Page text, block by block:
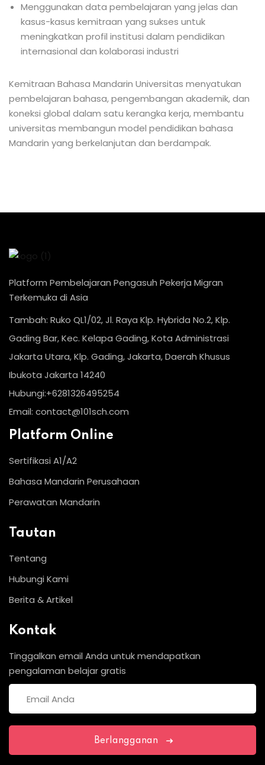
Menggunakan data pembelajaran yang jelas dan
kasus-kasus kemitraan yang sukses untuk
meningkatkan profil institusi dalam pendidikan
internasional dan kolaborasi industri
Kemitraan Bahasa Mandarin Universitas menyatukan
pembelajaran bahasa, pengembangan akademik, dan
koneksi global dalam satu kerangka kerja, membantu
universitas membangun model pendidikan bahasa
Mandarin yang berkelanjutan dan berdampak.
Platform Pembelajaran Pengasuh Pekerja Migran
Terkemuka di Asia
Tambah: Ruko QL1/02, Jl. Raya Klp. Hybrida No.2, Klp.
Gading Bar, Kec. Kelapa Gading, Kota Administrasi
Jakarta Utara, Klp. Gading, Jakarta, Daerah Khusus
Ibukota Jakarta 14240
Hubungi:+6281326495254
Email: contact@101sch.com
Platform Online
Sertifikasi A1/A2
Bahasa Mandarin Perusahaan
Perawatan Mandarin
Tautan
Tentang
Hubungi Kami
Berita & Artikel
Kontak
Tinggalkan email Anda untuk mendapatkan
pengalaman belajar gratis
Berlangganan